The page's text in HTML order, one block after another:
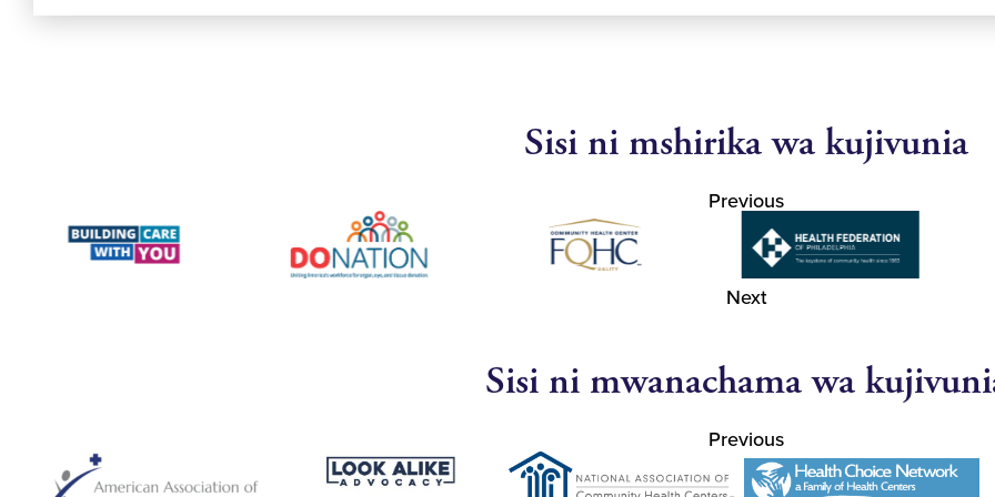
Sisi ni mshirika wa kujivunia
Previous
Next
Sisi ni mwanachama wa
Previous